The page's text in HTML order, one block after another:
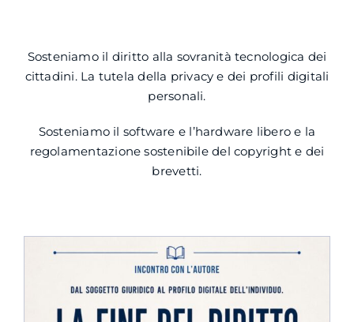
ATTIVITÀ
BENI COMUNI
NEWS
Sosteniamo il diritto alla sovranità tecnologica dei
cittadini. La tutela della privacy e dei profili digitali
personali.
Sosteniamo il software e l’hardware libero e la
regolamentazione sostenibile del copyright e dei
brevetti.